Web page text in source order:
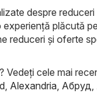
despre
plăcută
reduceri și oferte
Vedeți cele mai
, Alexandria, Абруд,